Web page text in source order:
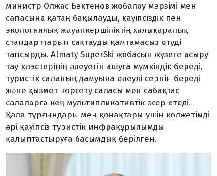
министр Олжас Бектенов жобалау мерзімі мен
сапасына қатаң бақылауды, қауіпсіздік пен
экологиялық жауапкершіліктің халықаралық
стандарттарын сақтауды қамтамасыз етуді
тапсырды. Almaty SuperSki жобасын жүзеге асыру
тау кластерінің әлеуетін ашуға мүмкіндік береді,
туристік саланың дамуына елеулі серпін береді
және қызмет көрсету саласы мен сабақтас
салаларға кең мультипликативтік әсер етеді.
Қала тұрғындары мен қонақтары үшін қолжетімді
әрі қауіпсіз туристік инфрақұрылымды
қалыптастыруға басымдық берілген.